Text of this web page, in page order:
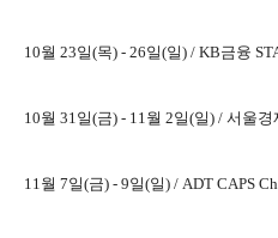
10월 23일(목) - 26일(일) / KB금융
10월 31일(금) - 11월 2일(일) / 서울경
11월 7일(금) - 9일(일) / ADT CAPS